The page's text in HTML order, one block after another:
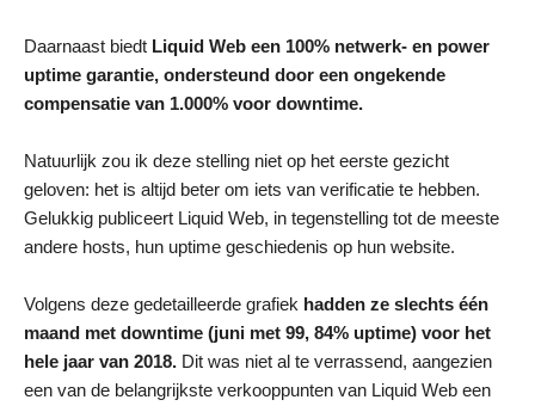
Daarnaast biedt Liquid Web een 100% netwerk- en power
uptime garantie, ondersteund door een ongekende
compensatie van 1.000% voor downtime.
Natuurlijk zou ik deze stelling niet op het eerste gezicht
geloven: het is altijd beter om iets van verificatie te hebben.
Gelukkig publiceert Liquid Web, in tegenstelling tot de meeste
andere hosts, hun uptime geschiedenis op hun website.
Volgens deze gedetailleerde grafiek hadden ze slechts één
maand met downtime (juni met 99, 84% uptime) voor het
hele jaar van 2018. Dit was niet al te verrassend, aangezien
een van de belangrijkste verkooppunten van Liquid Web een